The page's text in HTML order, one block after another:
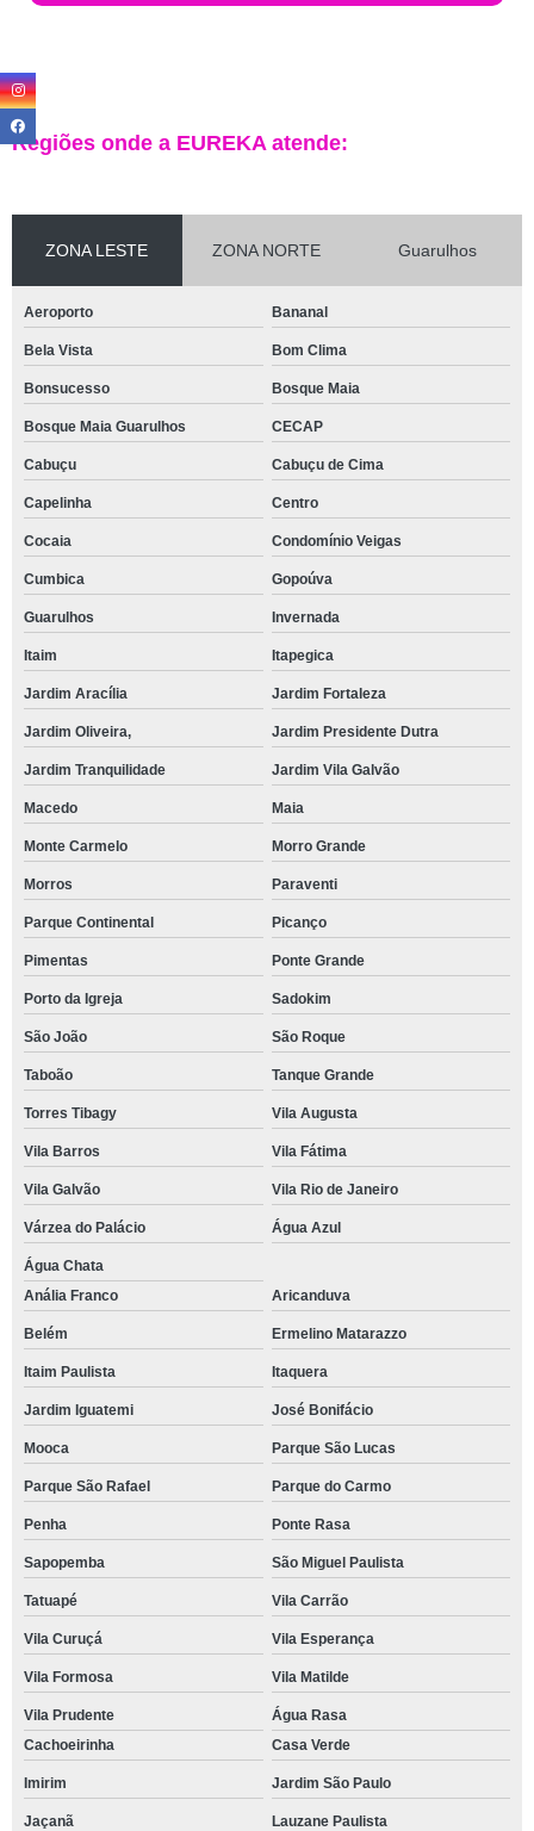
Regiões onde a EUREKA atende:
ZONA LESTE ZONA NORTE Guarulhos
Aeroporto Bananal
Bela Vista Bom Clima
Bonsucesso Bosque Maia
Bosque Maia Guarulhos CECAP
Cabuçu Cabuçu de Cima
Capelinha Centro
Cocaia Condomínio Veigas
Cumbica Gopoúva
Guarulhos Invernada
Itaim Itapegica
Jardim Aracília Jardim Fortaleza
Jardim Oliveira, Jardim Presidente Dutra
Jardim Tranquilidade Jardim Vila Galvão
Macedo Maia
Monte Carmelo Morro Grande
Morros Paraventi
Parque Continental Picanço
Pimentas Ponte Grande
Porto da Igreja Sadokim
São João São Roque
Taboão Tanque Grande
Torres Tibagy Vila Augusta
Vila Barros Vila Fátima
Vila Galvão Vila Rio de Janeiro
Várzea do Palácio Água Azul
Água Chata
Anália Franco
Aricanduva
Belém Ermelino Matarazzo
Itaim Paulista Itaquera
Jardim Iguatemi José Bonifácio
Mooca Parque São Lucas
Parque São Rafael Parque do Carmo
Penha Ponte Rasa
Sapopemba São Miguel Paulista
Tatuapé Vila Carrão
Vila Curuçá Vila Esperança
Vila Formosa Vila Matilde
Vila Prudente
Água Rasa
Cachoeirinha
Casa Verde
Imirim Jardim São Paulo
Jaçanã Lauzane Paulista